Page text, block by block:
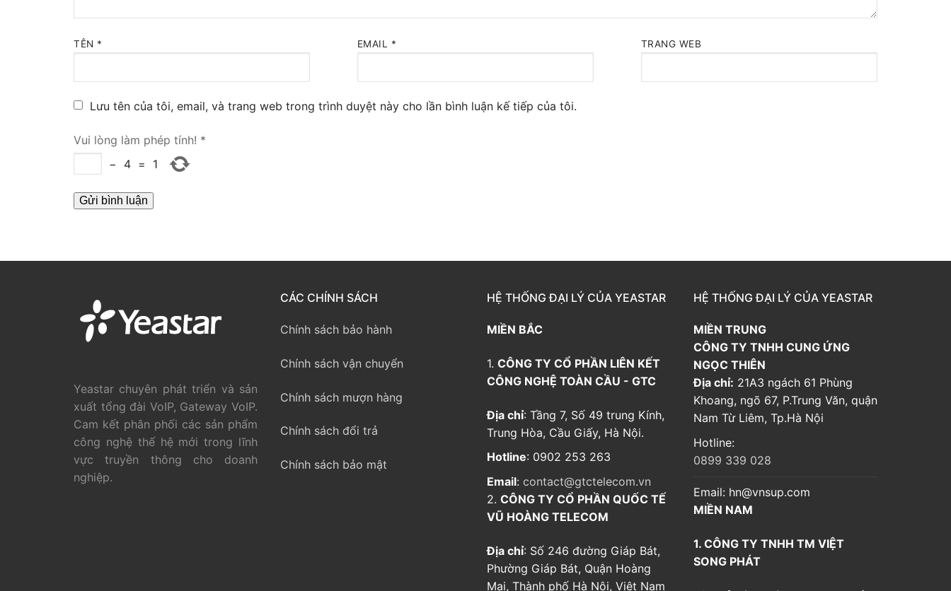
Tổng đài Yeastar Cloud
Tổng đài Yeastar K2
E1 / T1 / PRI VoIP Gateway
PRI VoIP Gateway TE100
LIÊN HỆ
TIN TỨC
HƯỚNG DẪN
TÊN * EMAIL * TRANG WEB
Lưu tên của tôi, email, và trang web trong trình duyệt này cho lần bình luận kế tiếp của tôi.
Vui lòng làm phép tính! *
−
4 = 1
Yeastar chuyên phát triển và sản
xuất tổng đài VoIP, Gateway VoIP.
Cam kết phân phối các sản phẩm
công nghệ thế hệ mới trong lĩnh
vực truyền thông cho doanh
nghiệp.
CÁC CHÍNH SÁCH
Chính sách bảo hành
Chính sách vận chuyển
Chính sách mượn hàng
Chính sách đổi trả
Chính sách bảo mật
HỆ THỐNG ĐẠI LÝ CỦA YEASTAR
MIỀN BẮC
1. CÔNG TY CỔ PHẦN LIÊN KẾT
CÔNG NGHỆ TOÀN CẦU - GTC
Địa chỉ: Tầng 7, Số 49 trung Kính,
Trung Hòa, Cầu Giấy, Hà Nội.
Hotline: 0902 253 263
Email: contact@gtctelecom.vn
2. CÔNG TY CỔ PHẦN QUỐC TẾ
VŨ HOÀNG TELECOM
Địa chỉ: Số 246 đường Giáp Bát,
Phường Giáp Bát, Quận Hoàng
Mai, Thành phố Hà Nội, Việt Nam
HỆ THỐNG ĐẠI LÝ CỦA YEASTAR
MIỀN TRUNG
CÔNG TY TNHH CUNG ỨNG
NGỌC THIÊN
Địa chỉ: 21A3 ngách 61 Phùng
Khoang, ngõ 67, P.Trung Văn, quận
Nam Từ Liêm, Tp.Hà Nội
Hotline:
0899 339 028
Email: hn@vnsup.com
MIỀN NAM
1. CÔNG TY TNHH TM VIỆT
SONG PHÁT